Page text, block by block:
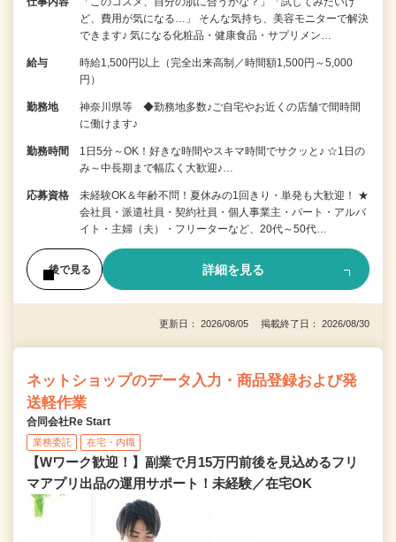
ど、費用が気になる…」 そんな気持ち、美容モニターで解決
できます♪ 気になる化粧品・健康食品・サプリメン…
給与
時給1,500円以上（完全出来高制／時間額1,500円～5,000
円）
勤務地
神奈川県等 ◆勤務地多数♪ご自宅やお近くの店舗で間時間
に働けます♪
勤務時間
1日5分～OK！好きな時間やスキマ時間でサクッと♪ ☆1日の
み～中長期まで幅広く大歓迎♪…
応募資格
未経験OK＆年齢不問！夏休みの1回きり・単発も大歓迎！ ★
会社員・派遣社員・契約社員・個人事業主・パート・アルバ
イト・主婦（夫）・フリーターなど、20代～50代…
後で見る 詳細を見る
更新日： 2026/08/05 掲載終了日： 2026/08/30
ネットショップのデータ入力・商品登録および発
送軽作業
合同会社Re Start
業務委託 在宅・内職
【Wワーク歓迎！】副業で月15万円前後を見込めるフリ
マアプリ出品の運用サポート！未経験／在宅OK